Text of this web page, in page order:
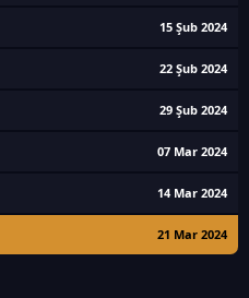
15 Şub 2024
22 Şub 2024
29 Şub 2024
07 Mar 2024
14 Mar 2024
21 Mar 2024